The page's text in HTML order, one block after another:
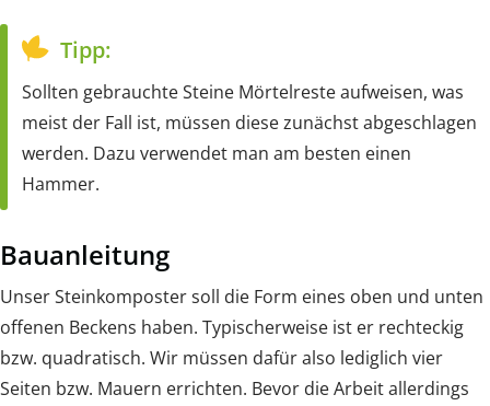
Tipp:
Sollten gebrauchte Steine Mörtelreste aufweisen, was
meist der Fall ist, müssen diese zunächst abgeschlagen
werden. Dazu verwendet man am besten einen
Hammer.
Bauanleitung
Unser Steinkomposter soll die Form eines oben und unten
offenen Beckens haben. Typischerweise ist er rechteckig
bzw. quadratisch. Wir müssen dafür also lediglich vier
Seiten bzw. Mauern errichten. Bevor die Arbeit allerdings